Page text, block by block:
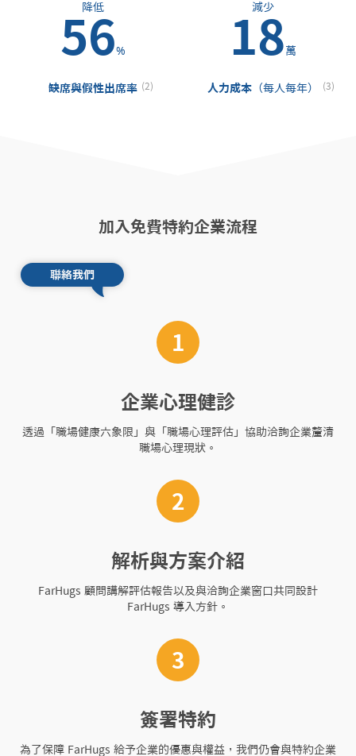
降低
56%
缺席與假性出席率 (2)
減少
18 萬
人力成本 （每人每年） (3)
加入免費特約企業流程
聯絡我們
1
企業心理健診
透過「職場健康六象限」與「職場心理評估」協助洽詢企業釐清
職場心理現狀。
2
解析與方案介紹
FarHugs 顧問講解評估報告以及與洽詢企業窗口共同設計
FarHugs 導入方針。
3
簽署特約
為了保障 FarHugs 給予企業的優惠與權益，我們仍會與特約企業